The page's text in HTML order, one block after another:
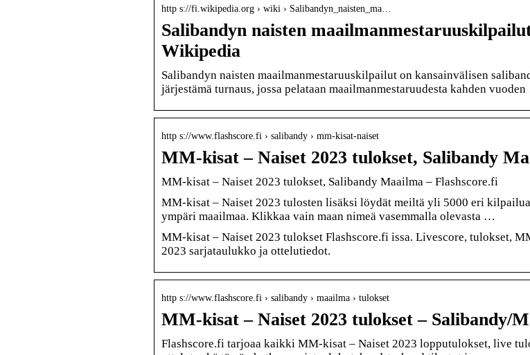
http s://fi.wikipedia.org › wiki › Salibandyn_naisten_ma…
Salibandyn naisten
Wikipedia
Salibandyn naisten maailmanmestaruuskilpailut on kansainvälisen
järjestämä turnaus, jossa pelataan maailmanmestaruudesta kahden
http s://www.flashscore.fi › salibandy › mm-kisat-naiset
MM-kisat – Naiset 2023 tulokset, Salibandy
MM-kisat – Naiset 2023 tulokset, Salibandy Maailma – Flashscore.fi
MM-kisat – Naiset 2023 tulosten lisäksi löydät meiltä yli 5000 eri
ympäri maailmaa. Klikkaa vain maan nimeä vasemmalla olevasta …
MM-kisat – Naiset 2023 tulokset Flashscore.fi issa. Livescore, tulokset,
2023 sarjataulukko ja ottelutiedot.
http s://www.flashscore.fi › salibandy › maailma › tulokset
MM-kisat – Naiset 2023 tulokset – Salibandy/
Flashscore.fi tarjoaa kaikki MM-kisat – Naiset 2023 lopputulokset, live